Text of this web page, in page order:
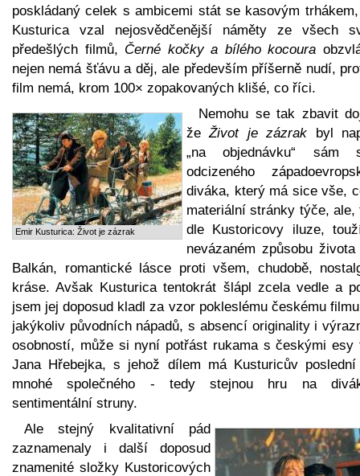
poskládaný celek s ambicemi stát se kasovým
Kusturica vzal nejosvědčenější náměty ze všech
předešlých filmů, Černé kočky a bílého kocoura
nejen nemá šťávu a děj, ale především příšerně nudí,
film nemá, krom 100× zopakovaných klišé, co říci.
Emir Kusturica: Život je zázrak
Nemohu se tak zbavit
žeŽivot je zázrak byl
„na objednávku“ sám
odcizeného
diváka, který má sice vše,
materiální stránky týče, ale,
dle Kustoricovy iluze,
nevázaném způsobu
Balkán, romantické lásce proti všem, chudobě,
kráse. Avšak Kusturica tentokrát šlápl zcela vedle a
jsem jej doposud kladl za vzor pokleslému českému
jakýkoliv původních nápadů, s absencí originality i
osobností, může si nyní potřást rukama s českými esy
Jana Hřebejka, s jehož dílem má Kusturicův
mnohé společného - tedy stejnou hru na
sentimentální struny.
Ale stejný kvalitativní pád
zaznamenaly i další doposud
znamenité složky Kustoricových